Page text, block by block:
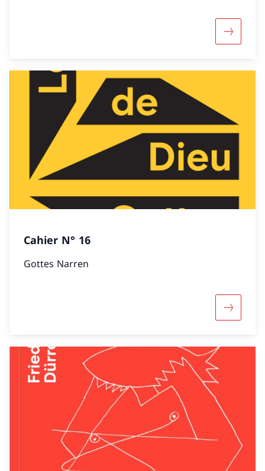
Mehr
Cahier N° 16
Gottes Narren
Mehr